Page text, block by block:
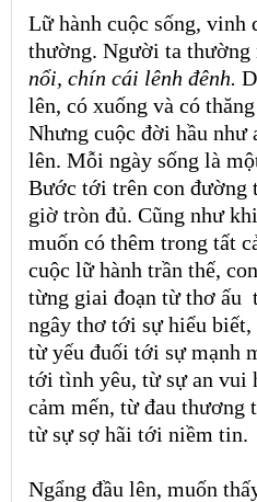
Lữ hành cuộc sống, vinh
thường. Người ta thường
nổi, chín cái lênh đênh.
lên, có xuống và có
Nhưng cuộc đời hầu như
lên. Mỗi ngày sống là
Bước tới trên con đường
giờ tròn đủ. Cũng như
muốn có thêm trong tất
cuộc lữ hành trần thế,
từng giai đoạn từ thơ ấu
ngây thơ tới sự hiểu
từ yếu đuối tới sự mạnh
tới tình yêu, từ sự an vui
cảm mến, từ đau
từ sự sợ hãi tới niềm tin.
Ngẩng đầu lên, muốn